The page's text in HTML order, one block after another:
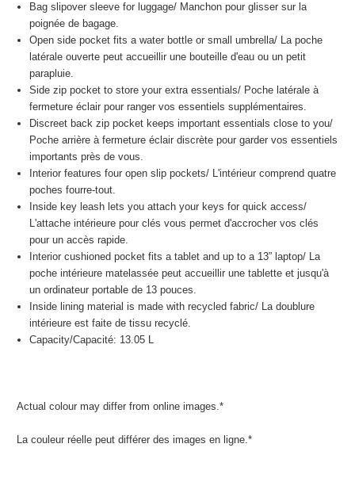
Bag slipover sleeve for luggage/ Manchon pour glisser sur la
poignée de bagage.
Open side pocket fits a water bottle or small umbrella/ La poche
latérale ouverte peut accueillir une bouteille d'eau ou un petit
parapluie.
Side zip pocket to store your extra essentials/ Poche latérale à
fermeture éclair pour ranger vos essentiels supplémentaires.
Discreet back zip pocket keeps important essentials close to you/
Poche arrière à fermeture éclair discrète pour garder vos essentiels
importants près de vous.
Interior features four open slip pockets/ L'intérieur comprend quatre
poches fourre-tout.
Inside key leash lets you attach your keys for quick access/
L'attache intérieure pour clés vous permet d'accrocher vos clés
pour un accès rapide.
Interior cushioned pocket fits a tablet and up to a 13” laptop/ La
poche intérieure matelassée peut accueillir une tablette et jusqu'à
un ordinateur portable de 13 pouces.
Inside lining material is made with recycled fabric/ La doublure
intérieure est faite de tissu recyclé.
Capacity/Capacité: 13.05 L
Actual colour may differ from online images.*
La couleur réelle peut différer des images en ligne.*